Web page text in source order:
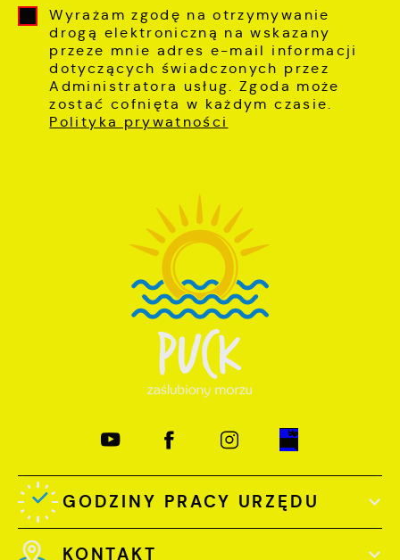
Wyrażam zgodę na otrzymywanie
drogą elektroniczną na wskazany
przeze mnie adres e-mail informacji
dotyczących świadczonych przez
Administratora usług. Zgoda może
zostać cofnięta w każdym czasie.
Polityka prywatności
GODZINY PRACY URZĘDU
KONTAKT